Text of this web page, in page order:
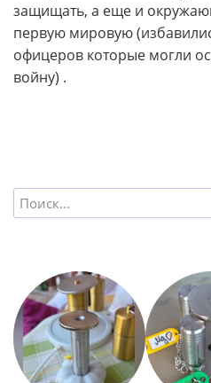
защищать, а еще и
первую мировую
офицеров которые могли
войну) .